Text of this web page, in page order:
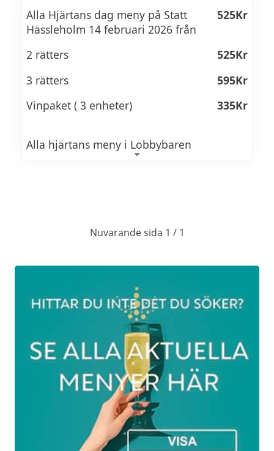
Alla Hjärtans dag meny på Statt
Hässleholm 14 februari 2026 från
525Kr
2 rätters
525Kr
3 rätters
595Kr
Vinpaket ( 3 enheter)
335Kr
Alla hjärtans meny i Lobbybaren
Veg alternativ:
Smörstekt toast med tångcaviar, rödlök,
citron och smetana
Varmrätt
Oxfilé med krokett på potatis och gulbeta,
örtemulsion, bakad spetskål och pepparsky
Fisk alternativ:
Torskrygg med smörsås, krokett på potatis
Nuvarande sida 1 / 1